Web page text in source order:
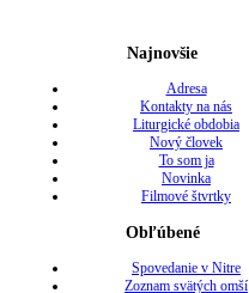
Najnovšie
Adresa
Kontakty na nás
Liturgické obdobia
Nový človek
To som ja
Novinka
Filmové štvrtky
Obľúbené
Spovedanie v Nitre
Zoznam svätých omší